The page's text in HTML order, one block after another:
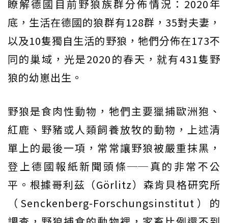
瞭解德國目前野狼族群分佈情況：2020年
底，生活在德國的狼群有128群，35對夫妻，
以及10隻獨自生活的野狼，牠們分佈在173不
同的巢域，光是2020的春天，就有431隻野
狼的幼崽出生。
野狼是食肉性動物，牠們主要獵捕歐洲狍、
紅鹿、野豬或人類飼養放牧的動物，上述清
單上的最後一項，常常讓野狼被嚴重抹黑，
登上德國報紙新聞頭條──真的非常不公
平。根據哥利茲（Görlitz）森肯貝格研究所
（Senckenberg-Forschungsinstitut）的